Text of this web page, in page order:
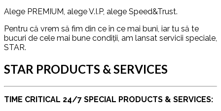
Alege PREMIUM, alege V.I.P, alege Speed&Trust.
Pentru că vrem să fim din ce în ce mai buni, iar tu să te
bucuri de cele mai bune condiții, am lansat servicii speciale,
STAR.
STAR PRODUCTS & SERVICES
TIME CRITICAL 24/7 SPECIAL PRODUCTS & SERVICES: